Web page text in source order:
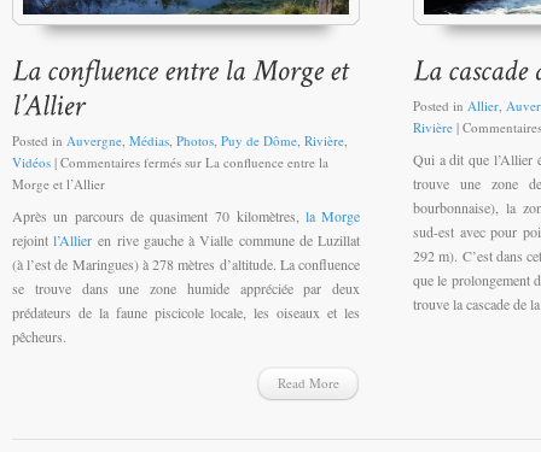
Posted in Auvergne Médias Photos Puy de Dôme Rivière
Vidéos | Commentaires fermés sur La confluence entre la
Morge et l’Allier
Après un parcours de quasiment 70 kilomètres, la Morge
rejointl’Allier en rive gauche à Vialle commune de Luzillat
(à l’est de Maringues) à 278 mètres d’altitude. La confluence
se trouve dans une zone humide appréciée par deux
prédateurs de la faune piscicole locale, les oiseaux et les
pêcheurs.
Read More
Posted in Allier
Rivière |
Qui a dit que l’Allier
trouve une zone
bourbonnaise), la
sud-est avec pour
292 m). C’est dans
que le prolongement
trouve la cascade de